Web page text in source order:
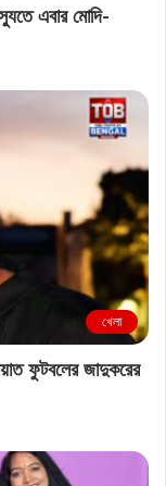
এবার মোদি-
খেলা
ফুটবলের জাদুকরের